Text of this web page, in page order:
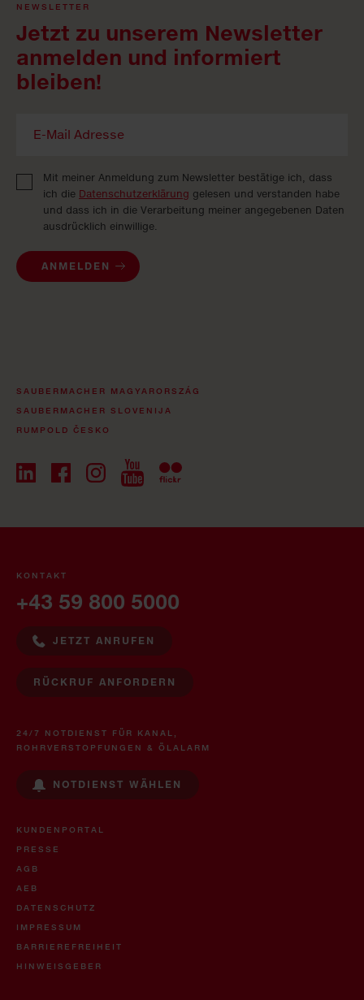
NEWSLETTER
Jetzt zu unserem Newsletter
anmelden und informiert
bleiben!
Mit meiner Anmeldung zum Newsletter bestätige ich, dass
ich die Datenschutzerklärung gelesen und verstanden habe
und dass ich in die Verarbeitung meiner angegebenen Daten
ausdrücklich einwillige.
ANMELDEN
SAUBERMACHER MAGYARORSZÁG
SAUBERMACHER SLOVENIJA
RUMPOLD ČESKO
KONTAKT
+43 59 800 5000
JETZT ANRUFEN
RÜCKRUF ANFORDERN
24/7 NOTDIENST FÜR KANAL,
ROHRVERSTOPFUNGEN & ÖLALARM
NOTDIENST WÄHLEN
KUNDENPORTAL
PRESSE
AGB
AEB
DATENSCHUTZ
IMPRESSUM
BARRIEREFREIHEIT
HINWEISGEBER